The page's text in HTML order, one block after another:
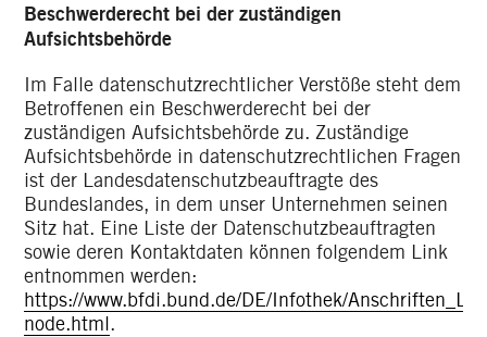
Beschwerderecht bei der zuständigen
Aufsichtsbehörde
Im Falle datenschutzrechtlicher Verstöße steht dem
Betroffenen ein Beschwerderecht bei der
zuständigen Aufsichtsbehörde zu. Zuständige
Aufsichtsbehörde in datenschutzrechtlichen Fragen
ist der Landesdatenschutzbeauftragte des
Bundeslandes, in dem unser Unternehmen seinen
Sitz hat. Eine Liste der Datenschutzbeauftragten
sowie deren Kontaktdaten können folgendem Link
entnommen werden:
https://www.bfdi.bund.de/DE/Infothek/
node.html.